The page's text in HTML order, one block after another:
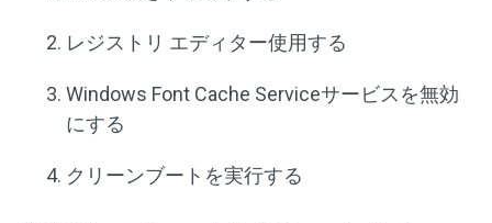
レジストリ エディター使用する
Windows Font Cache Serviceサービスを無効
にする
クリーンブートを実行する